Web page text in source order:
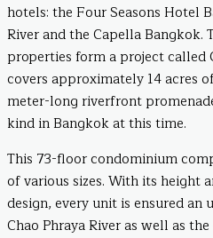
hotels: the Four Seasons Hotel
River and the Capella Bangkok.
properties form a project called
covers approximately 14 acres
meter-long riverfront
kind in Bangkok at this time.
This 73-floor condominium
of various sizes. With its height
design, every unit is ensured
Chao Phraya River as well as